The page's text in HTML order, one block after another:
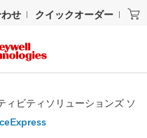
せ クイックオーダー
ィビティソリューションズ ソ